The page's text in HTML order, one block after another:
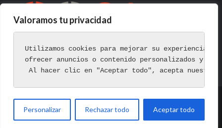
Valoramos tu privacidad
Utilizamos cookies para mejorar su experiencia
ofrecer anuncios o contenido personalizados y
Al hacer clic en "Aceptar todo", acepta nuestro
Personalizar Rechazar todo Aceptar todo
Copyright © Todos los derechos reservados.
CoverNewspor AF themes.